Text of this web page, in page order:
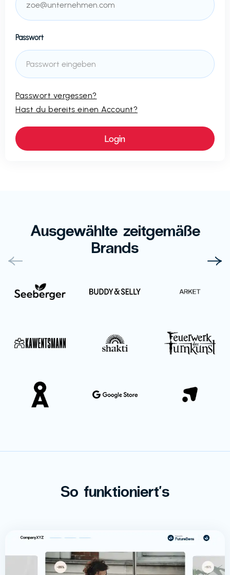
Passwort
Passwort vergessen?
Hast du bereits einen Account?
Ausgewählte zeitgemäße
Brands
So funktioniert's